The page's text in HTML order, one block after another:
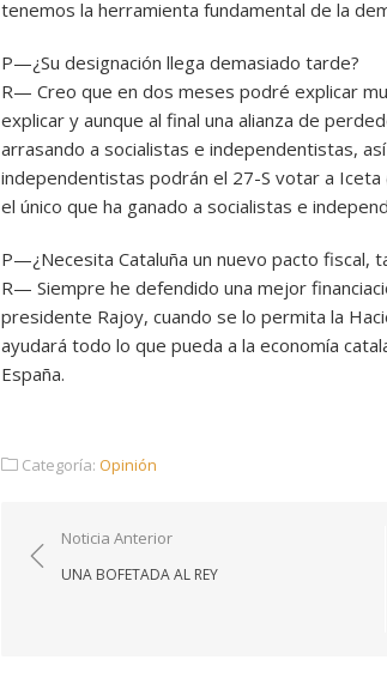
tenemos la herramienta fundamental de la
P—¿Su designación llega demasiado tarde?
R— Creo que en dos meses podré explicar
explicar y aunque al final una alianza de
arrasando a socialistas e independentistas,
independentistas podrán el 27-S votar a Iceta
el único que ha ganado a socialistas e
P—¿Necesita Cataluña un nuevo pacto fiscal,
R— Siempre he defendido una mejor
presidente Rajoy, cuando se lo permita la
ayudará todo lo que pueda a la economía
España.
Categoría: Opinión
Navegación
de
Noticia Anterior
UNA BOFETADA AL REY